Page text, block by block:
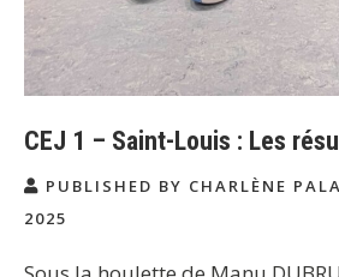
CEJ 1 – Saint-Louis : Les
PUBLISHED BY CHARLÈNE
2025